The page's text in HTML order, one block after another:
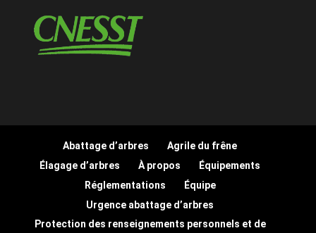
Abattage d’arbres
Agrile du frêne
Élagage d’arbres
À propos
Équipements
Réglementations
Équipe
Urgence abattage d’arbres
Protection des renseignements personnels et de